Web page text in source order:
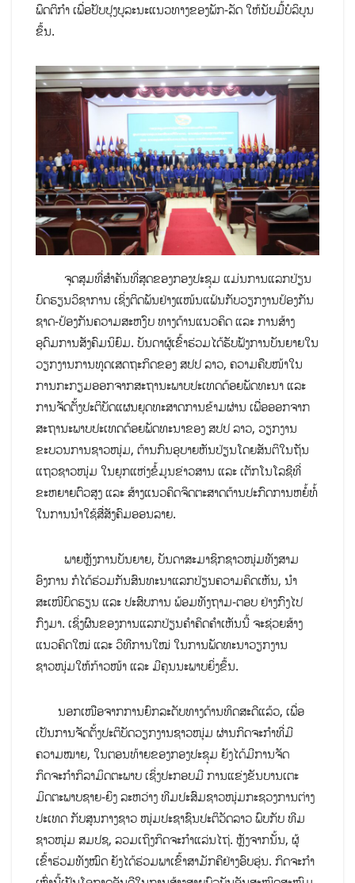
ພຶດຕິກຳ ເພື່ອປັບປຸງບູລະນະແນວທາງຂອງພັກ-ລັດ ໃຫ້ນັບມື້ບໍລິບູນ
ຂຶ້ນ.
ຈຸດສຸມທີ່ສຳຄັນທີ່ສຸດຂອງກອງປະຊຸມ ແມ່ນການແລກປ່ຽນ
ບົດຮຽນວິຊາການ ເຊິ່ງຕິດພັນຢ່າງແໜ້ນແຟ້ນກັບວຽກງານປ້ອງກັນ
ຊາດ-ປ້ອງກັນຄວາມສະຫງົບ ທາງດ້ານແນວຄິດ ແລະ ການສ້າງ
ອຸດົມການສັງຄົມນິຍົມ. ບັນດາຜູ້ເຂົ້າຮ່ວມໄດ້ຮັບຟັງການບັນຍາຍໃນ
ວຽກງານການທູດເສດຖະກິດຂອງ ສປປ ລາວ, ຄວາມຄືບໜ້າໃນ
ການກະກຽມອອກຈາກສະຖານະພາບປະເທດດ້ອຍພັດທະນາ ແລະ
ການຈັດຕັ້ງປະຕິບັດແຜນຍຸດທະສາດການຂ້າມຜ່ານ ເພື່ອອອກຈາກ
ສະຖານະພາບປະເທດດ້ອຍພັດທະນາຂອງ ສປປ ລາວ, ວຽກງານ
ຂະບວນການຊາວໜຸ່ມ, ຕ້ານກົນອຸບາຍຫັນປ່ຽນໂດຍສັນຕິໃນຖັນ
ແຖວຊາວໜຸ່ມ ໃນຍຸກແຫ່ງຂໍ້ມູນຂ່າວສານ ແລະ ເຕັກໂນໂລຊີທີ່
ຂະຫຍາຍຕົວສູງ ແລະ ສ້າງແນວຄິດຈິດຕະສາດຕ້ານປະກົດການຫຍໍ້ທໍ້
ໃນການນຳໃຊ້ສື່ສັງຄົມອອນລາຍ.
ພາຍຫຼັງການບັນຍາຍ, ບັນດາສະມາຊິກຊາວໜຸ່ມທັງສາມ
ອົງການ ກໍໄດ້ຮ່ວມກັນສົນທະນາແລກປ່ຽນຄວາມຄິດເຫັນ, ນຳ
ສະເໜີບົດຮຽນ ແລະ ປະສົບການ ພ້ອມທັງຖາມ-ຕອບ ຢ່າງກົງໄປ
ກົງມາ. ເຊິ່ງຜົນຂອງການແລກປ່ຽນຄຳຄິດຄຳເຫັນນີ້ ຈະຊ່ວຍສ້າງ
ແນວຄິດໃໝ່ ແລະ ວິທີການໃໝ່ ໃນການພັດທະນາວຽກງານ
ຊາວໜຸ່ມໃຫ້ກ້າວໜ້າ ແລະ ມີຄຸນນະພາບຍິ່ງຂຶ້ນ.
ນອກເໜືອຈາກການຍົກລະດັບທາງດ້ານທິດສະດີແລ້ວ, ເພື່ອ
ເປັນການຈັດຕັ້ງປະຕິບັດວຽກງານຊາວໜຸ່ມ ຜ່ານກິດຈະກຳທີ່ມີ
ຄວາມໝາຍ, ໃນຕອນທ້າຍຂອງກອງປະຊຸມ ຍັງໄດ້ມີການຈັດ
ກິດຈະກຳກິລາມິດຕະພາບ ເຊິ່ງປະກອບມີ ການແຂ່ງຂັນບານເຕະ
ມິດຕະພາບຊາຍ-ຍິງ ລະຫວ່າງ ທີມປະສົມຊາວໜຸ່ມກະຊວງການຕ່າງ
ປະເທດ ກັບສູນກາງຊາວ ໜຸ່ມປະຊາຊົນປະຕິວັດລາວ ພົບກັບ ທີມ
ຊາວໜຸ່ມ ສມປຊ, ລວມເຖິງກິດຈະກຳແລ່ນໄຖ່. ຫຼັງຈາກນັ້ນ, ຜູ້
ເຂົ້າຮ່ວມທັງໝົດ ຍັງໄດ້ຮ່ວມພາເຂົ້າສາມັກຄີຢ່າງອົບອຸ່ນ. ກິດຈະກຳ